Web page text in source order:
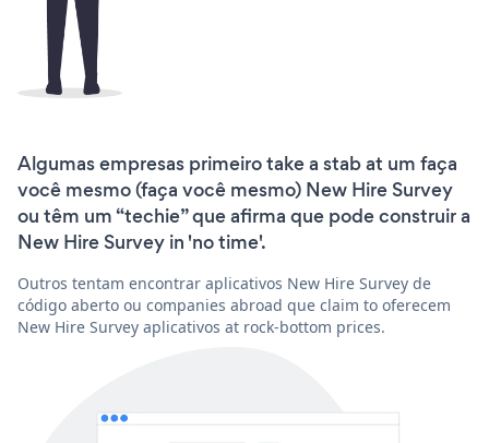
Algumas empresas primeiro take a stab at um faça
você mesmo (faça você mesmo) New Hire Survey
ou têm um “techie” que afirma que pode construir a
New Hire Survey in 'no time'.
Outros tentam encontrar aplicativos New Hire Survey de
código aberto ou companies abroad que claim to oferecem
New Hire Survey aplicativos at rock-bottom prices.